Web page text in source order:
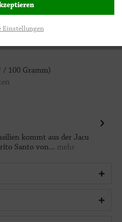
/ 100 Gramm)
kommt aus der Jacu
Santo von... mehr
Einstellungen